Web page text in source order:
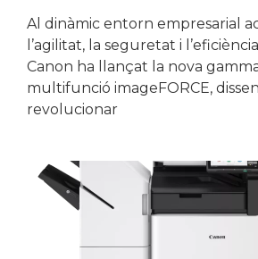
Al dinàmic entorn empresarial
l’agilitat, la seguretat i
Canon ha llançat la nova
multifunció imageFORCE,
revolucionar